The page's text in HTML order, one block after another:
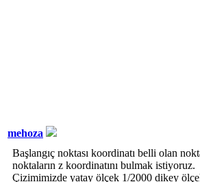
mehoza
Başlangıç noktası koordinatı belli olan
noktaların z koordinatını bulmak istiyoruz.
Çizimimizde yatay ölçek 1/2000 dikey